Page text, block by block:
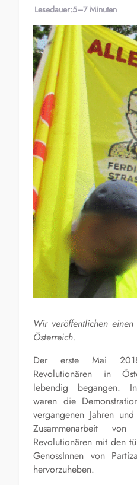
Lesedauer:5–7 Minuten
Wir veröffentlichen
Österreich.
Der erste Mai
Revolutionären in
lebendig begangen.
waren die
vergangenen Jahren
Zusammenarbeit von
Revolutionären mit den
GenossInnen von
hervorzuheben.